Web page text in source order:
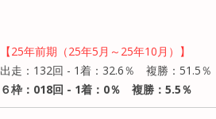
【25年前期（25年5月～25年10月）】
出走：132回 - 1着：32.6％ 複勝：51.5％
６枠：018回 - 1着：0％ 複勝：5.5％